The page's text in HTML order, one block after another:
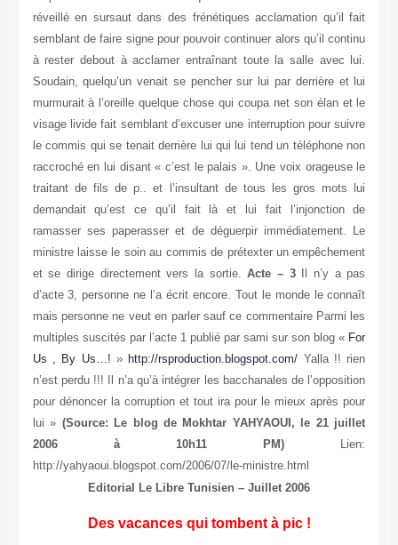
réveillé en sursaut dans des frénétiques acclamation qu’il fait
semblant de faire signe pour pouvoir continuer alors qu’il continu
à rester debout à acclamer entraînant toute la salle avec lui.
Soudain, quelqu’un venait se pencher sur lui par derrière et lui
murmurait à l’oreille quelque chose qui coupa net son élan et le
visage livide fait semblant d’excuser une interruption pour suivre
le commis qui se tenait derrière lui qui lui tend un téléphone non
raccroché en lui disant « c’est le palais ». Une voix orageuse le
traitant de fils de p.. et l’insultant de tous les gros mots lui
demandait qu’est ce qu’il fait là et lui fait l’injonction de
ramasser ses paperasser et de déguerpir immédiatement. Le
ministre laisse le soin au commis de prétexter un empêchement
et se dirige directement vers la sortie.Acte – 3Il n’y a pas
d’acte 3, personne ne l’a écrit encore. Tout le monde le connaît
mais personne ne veut en parler sauf ce commentaire Parmi les
multiples suscités par l’acte 1 publié par sami sur son blog« For
Us , By Us…! » http://rsproduction.blogspot.com/ Yalla !! rien
n’est perdu !!! Il n’a qu’à intégrer les bacchanales de l’opposition
pour dénoncer la corruption et tout ira pour le mieux après pour
lui » (Source: Le blog de Mokhtar YAHYAOUI, le 21 juillet
2006 à 10h11 PM) Lien:
http://yahyaoui.blogspot.com/2006/07/le-ministre.html
Editorial Le Libre Tunisien – Juillet 2006
Des vacances qui tombent à pic !